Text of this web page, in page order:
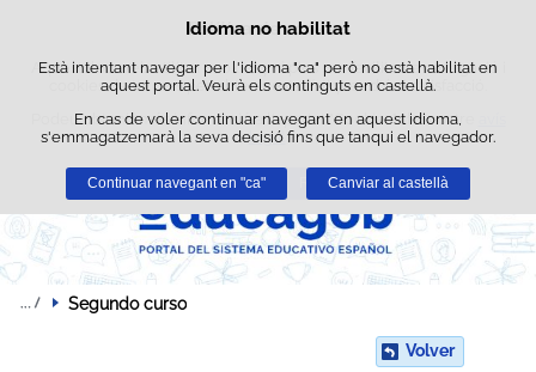
Política de cookies
Aquest lloc web utilitza cookies pròpies per facilitar la navegació i
cookies de tercers per obtenir estadístiques d'ús i satisfacció.
Podeu obtenir més informació a l'apartat "Cookies" del nostre
legal .
Acceptar Rebutjar
Idioma no habilitat
Està intentant navegar per l'idioma "ca" però no està habilitat en
aquest portal. Veurà els continguts en castellà.
En cas de voler continuar navegant en aquest idioma,
s'emmagatzemarà la seva decisió fins que tanqui el navegador.
Continuar navegant en "ca" Canviar al castellà
Passar al contingut
Segundo curso
Volver